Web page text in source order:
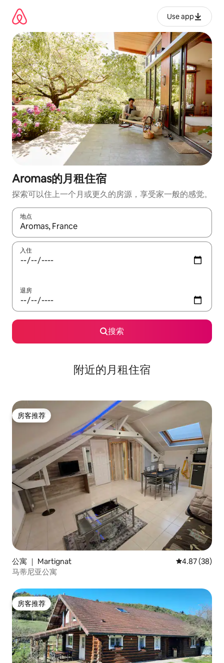
Use app
Aromas的月租住宿
探索可以住上一个月或更久的房源，享受家一般的感觉。
地点
如有搜索结果，请使用上下方向键查看，或通过点击或滑动手势
入住
退房
搜索
附近的月租住宿
房客推荐
房客推荐
公寓 ｜ Martignat 平均评分
4.87 (38)
马蒂尼亚公寓
房客推荐
房客推荐